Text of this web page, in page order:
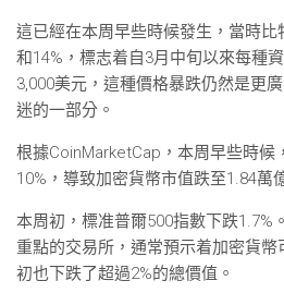
這已經在本周早些時候發生，當時比
和14%，標志着自3月中旬以來每種
3,000美元，這種價格暴跌仍然是更
迷的一部分。
根據CoinMarketCap，本周早些時候
10%，導致加密貨幣市值跌至1.84萬
本周初，標准普爾500指數下跌1.7%
重點的交易所，通常預示着加密貨幣
初也下跌了超過2%的總價值。